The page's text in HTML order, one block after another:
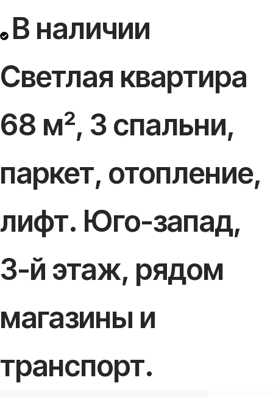
В наличии
Светлая квартира
68 м², 3 спальни,
паркет, отопление,
лифт. Юго-запад,
3-й этаж, рядом
магазины и
транспорт.